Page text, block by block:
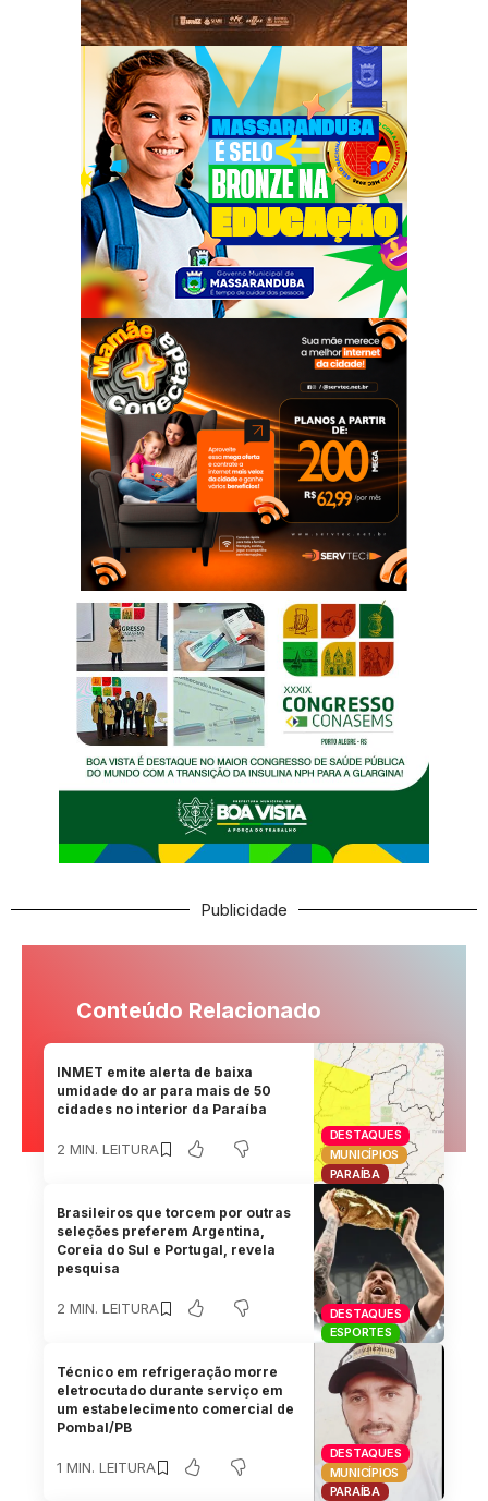
Publicidade
Conteúdo Relacionado
DESTAQUES
MUNICÍPIOS
PARAÍBA
INMET emite alerta de baixa
umidade do ar para mais de 50
cidades no interior da Paraíba
2 MIN. LEITURA
DESTAQUES
ESPORTES
Brasileiros que torcem por outras
seleções preferem Argentina,
Coreia do Sul e Portugal, revela
pesquisa
2 MIN. LEITURA
DESTAQUES
MUNICÍPIOS
PARAÍBA
Técnico em refrigeração morre
eletrocutado durante serviço em
um estabelecimento comercial de
Pombal/PB
1 MIN. LEITURA